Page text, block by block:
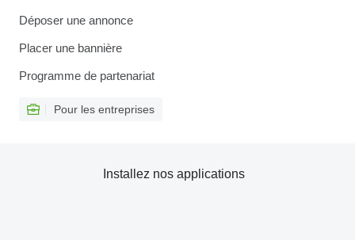
Déposer une annonce
Placer une bannière
Programme de partenariat
Pour les entreprises
Installez nos applications